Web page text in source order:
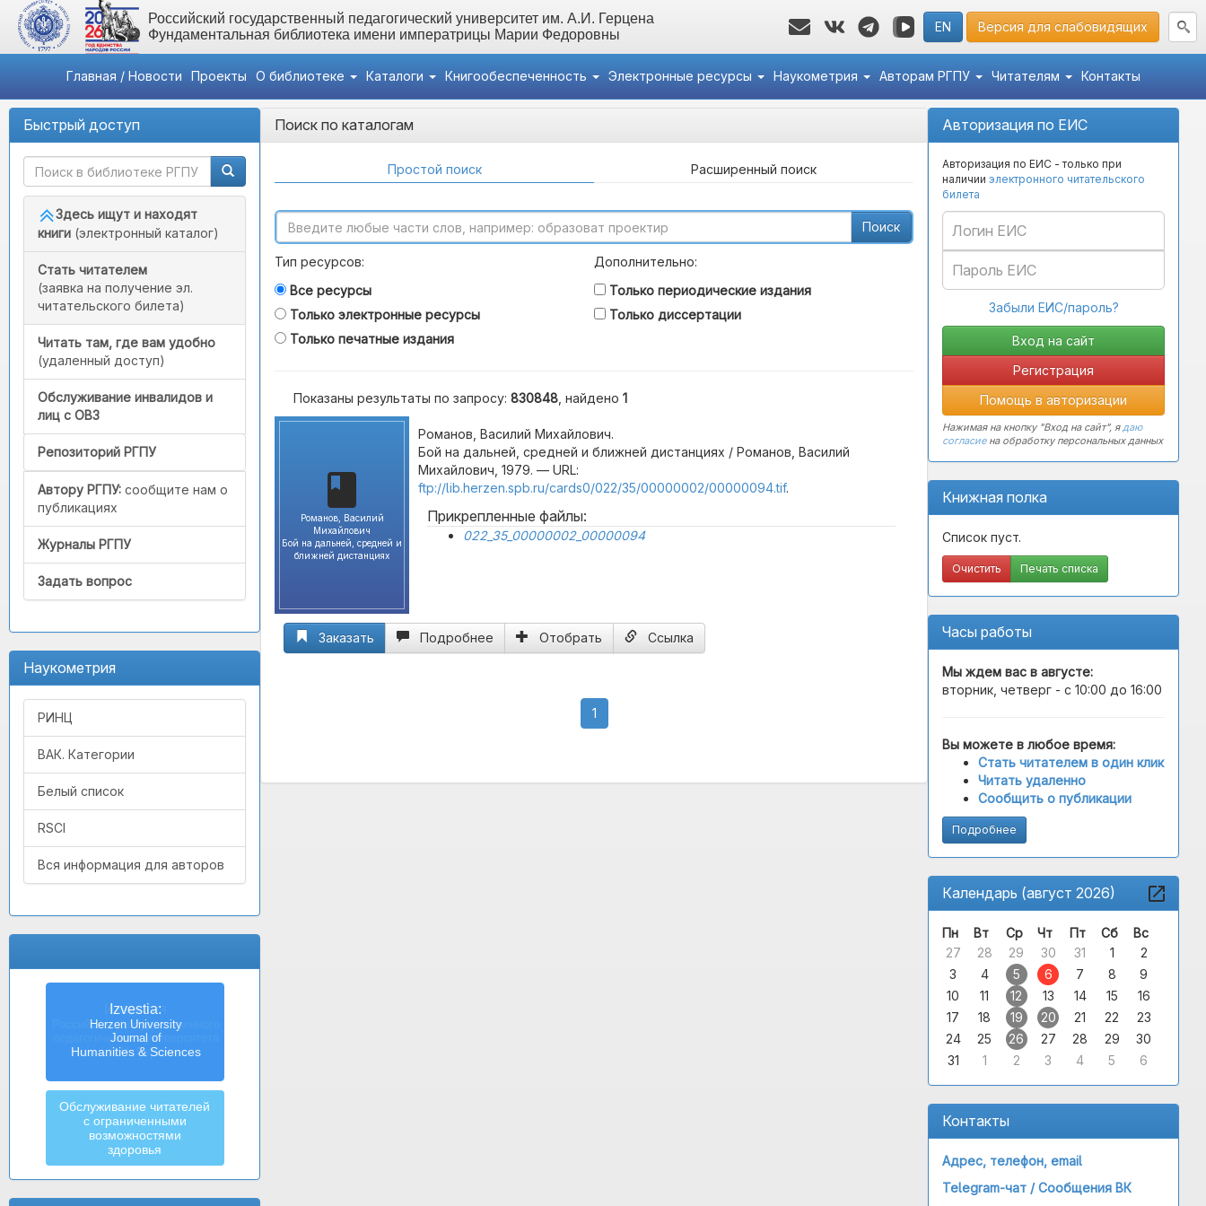
Российский государственный педагогический университет им. А.И. Герцена
Фундаментальная библиотека имени императрицы Марии Федоровны
EN Версия для слабовидящих
Главная / Новости Проекты О библиотеке Каталоги Книгообеспеченность Электронные ресурсы Наукометрия Авторам РГПУ Читателям Контакты
Быстрый доступ
Здесь ищут и находят
книги (электронный каталог)
Стать читателем
(заявка на получение эл.
читательского билета)
Читать там, где вам удобно
(удаленный доступ)
Обслуживание инвалидов и
лиц с ОВЗ
Репозиторий РГПУ
Автору РГПУ: сообщите нам о
публикациях
Журналы РГПУ
Задать вопрос
Наукометрия
РИНЦ
ВАК. Категории
Белый список
RSCI
Вся информация для авторов
Izvestia:
Herzen University
Journal of
Humanities & Sciences
Обслуживание читателей
с ограниченными
возможностями
здоровья
Авторизация по ЕИС
Авторизация по ЕИС - только при
наличии электронного читательского
билета
Забыли ЕИС/пароль?
Регистрация
Помощь в авторизации
Нажимая на кнопку "Вход на сайт", ядаю
согласиена обработку персональных данных
Книжная полка
Список пуст.
Очистить Печать списка
Часы работы
Мы ждем вас в августе:
вторник, четверг - с 10:00 до 16:00
Вы можете в любое время:
Стать читателем в один клик
Читать удаленно
Сообщить о публикации
Подробнее
Календарь (август 2026)
Пн Вт Ср Чт Пт Сб
Вс
27
28 29 30 31 1
2
3
4 5 6 7 8
9
10
11 12 13 14 15
16
17
18 19 20 21 22
23
24
25 26 27 28 29
30
31
1 2 3 4 5 6
Контакты
Адрес, телефон, email
Telegram-чат /Сообщения ВК
Поиск по каталогам
Простой поиск Расширенный поиск
Поиск
Тип ресурсов:
Все ресурсы
Только электронные ресурсы
Только печатные издания
Дополнительно:
Только периодические издания
Только диссертации
Показаны результаты по запросу: 830848 , найдено 1
Романов, Василий
Михайлович
Бой на дальней, средней и
ближней дистанциях
Романов, Василий Михайлович.
Бой на дальней, средней и ближней дистанциях / Романов, Василий
Михайлович, 1979. — URL:
ftp://lib.herzen.spb.ru/cards0/022/35/00000002/00000094.tif.
Прикрепленные файлы:
022_35_00000002_00000094
Заказать Подробнее Отобрать Ссылка
1(current)